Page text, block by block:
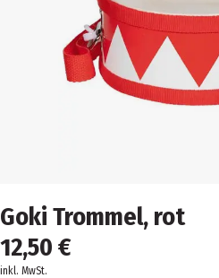
Goki Trommel, rot
12,50 €
inkl. MwSt.